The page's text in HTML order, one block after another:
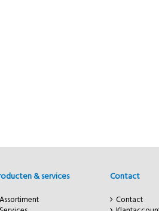
& services
Assortiment
Contact
Contact